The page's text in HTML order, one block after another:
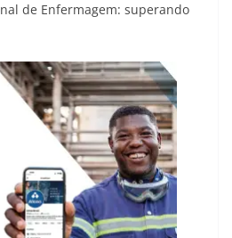
de Enfermagem: superando